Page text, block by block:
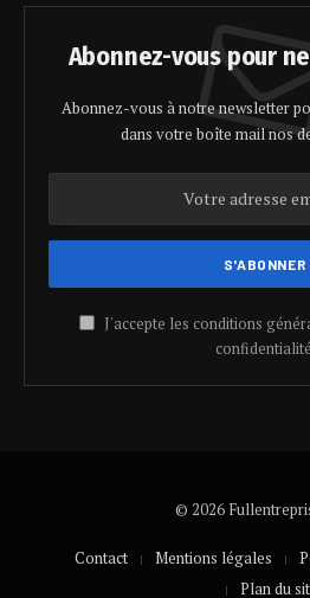
Abonnez-vous pour
Abonnez-vous à notre newsletter
dans votre boîte mail nos
J'accepte les conditions
© 2026
Contact Mentions légales
Plan du